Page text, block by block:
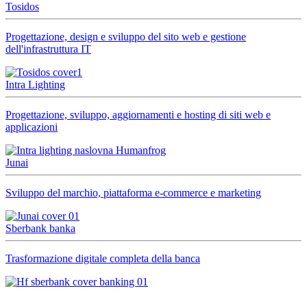
Tosidos
Progettazione, design e sviluppo del sito web e gestione
dell'infrastruttura IT
Intra Lighting
Progettazione, sviluppo, aggiornamenti e hosting di siti web e
applicazioni
Junai
Sviluppo del marchio, piattaforma e-commerce e marketing
Sberbank banka
Trasformazione digitale completa della banca